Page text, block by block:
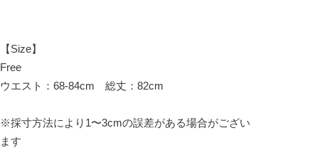
【Size】
Free
ウエスト：68-84cm 総丈：82cm
※採寸方法により1〜3cmの誤差がある場合がござい
ます